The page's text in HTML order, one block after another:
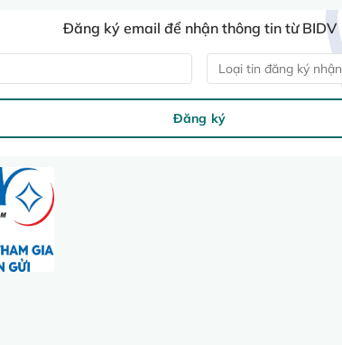
Đăng ký email để nhận thông tin từ BIDV
Loại tin đăng ký nhận
Đăng ký